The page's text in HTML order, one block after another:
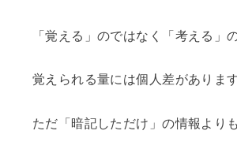
「覚える」のではなく「考える」
覚えられる量には個人差がありま
ただ「暗記しただけ」の情報より